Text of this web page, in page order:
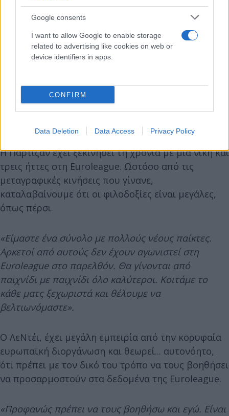
Google consents
I want to allow Google to enable storage
related to advertising like cookies on web or
device identifiers in apps.
CONFIRM
Data Deletion Data Access Privacy Policy
Η Παρτιζάν έχει ξεκινήσει τη χρονιά με μία νίκη και
τρεις ήττες στη Euroleague. Ωστόσο από τις
μεταγραφικές κινήσεις που γίνανε,
καταλαβαίνουμε ότι οι φιλοδοξίες είναι μεγάλες,
όπως πέρσι.
«Είμαστε ένα σύνολο με πολλούς νέους παίκτες.
Αρκετοί από αυτούς δεν έχουν αγωνιστεί στη
Euroleague στο παρελθόν. Θα γίνονται από
παιχνίδι με παιχνίδι όλο καλύτεροι. Κοιτάμε το
κάθε ματς ξεχωριστά και θέλουμε να
βελτιωνόμαστε».
Ο ΛεΝτέι, έχει μεγάλη εμπειρία από την κορυφαία
ευρωπαϊκή διοργάνωση και θεωρεί... αυτονόητο,
ότι πρέπει με τον δικό του τρόπο να τους βοηθήσει
να προσαρμοστούν στα δεδομένα της Euroleague.
«Προφανώς πρέπει να τους βοηθήσω και εγώ. Είναι